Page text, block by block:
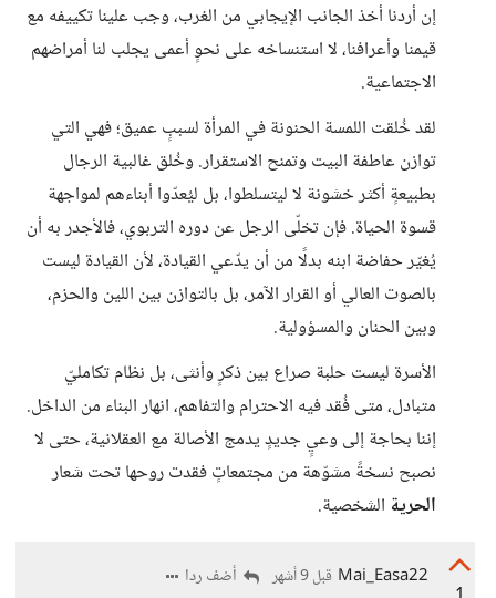
إن أردنا أخذ الجانب الإيجابي من الغرب، وجب علينا تكييفه مع
قيمنا وأعرافنا، لا استنساخه على نحوٍ أعمى يجلب لنا أمراضهم
الاجتماعية.
لقد خُلقت اللمسة الحنونة في المرأة لسببٍ عميق؛ فهي التي
توازن عاطفة البيت وتمنح الاستقرار. وخُلق غالبية الرجال
بطبيعةٍ أكثر خشونة لا ليتسلطوا، بل ليُعدّوا أبناءهم لمواجهة
قسوة الحياة. فإن تخلّى الرجل عن دوره التربوي، فالأجدر به أن
يُغيّر حفاضة ابنه بدلًا من أن يدّعي القيادة، لأن القيادة ليست
بالصوت العالي أو القرار الآمر، بل بالتوازن بين اللين والحزم،
وبين الحنان والمسؤولية.
الأسرة ليست حلبة صراع بين ذكرٍ وأنثى، بل نظام تكامليّ
متبادل، متى فُقد فيه الاحترام والتفاهم، انهار البناء من الداخل.
إننا بحاجة إلى وعيٍ جديدٍ يدمج الأصالة مع العقلانية، حتى لا
نصبح نسخةً مشوّهة من مجتمعاتٍ فقدت روحها تحت شعار
الحرية الشخصية.
Mai_Easa22 قبل 9 أشهر أضف ردا